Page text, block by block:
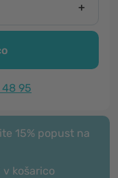
+
48 95
15% popust na
v košarico